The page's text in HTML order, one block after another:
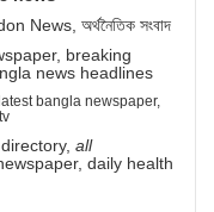
অর্থনৈতিক সংবাদ
breaking
news headlines
bangla newspaper,
all
daily health